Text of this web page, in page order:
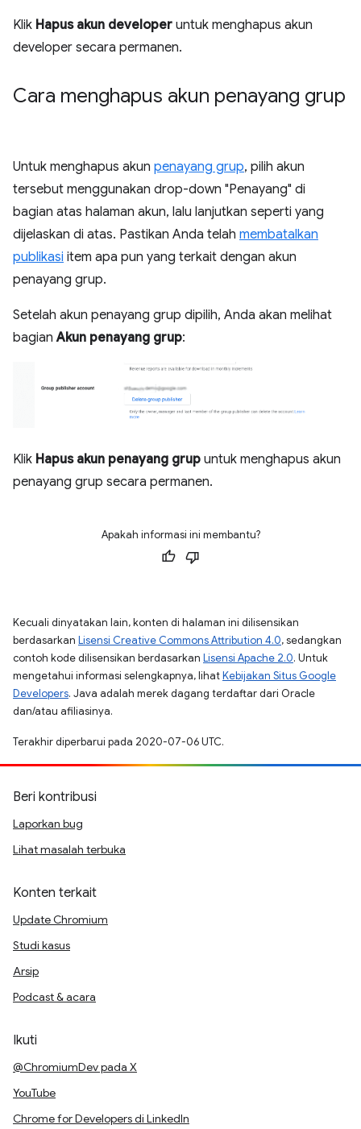
Klik Hapus akun developer untuk menghapus akun
developer secara permanen.
Cara menghapus akun penayang grup
Untuk menghapus akun penayang grup, pilih akun
tersebut menggunakan drop-down "Penayang" di
bagian atas halaman akun, lalu lanjutkan seperti yang
dijelaskan di atas. Pastikan Anda telah membatalkan
publikasi item apa pun yang terkait dengan akun
penayang grup.
Setelah akun penayang grup dipilih, Anda akan melihat
bagianAkun penayang grup:
Klik Hapus akun penayang grup untuk menghapus akun
penayang grup secara permanen.
Apakah informasi ini membantu?
Kecuali dinyatakan lain, konten di halaman ini dilisensikan
berdasarkan Lisensi Creative Commons Attribution 4.0, sedangkan
contoh kode dilisensikan berdasarkan Lisensi Apache 2.0. Untuk
mengetahui informasi selengkapnya, lihatKebijakan Situs Google
Developers. Java adalah merek dagang terdaftar dari Oracle
dan/atau afiliasinya.
Terakhir diperbarui pada 2020-07-06 UTC.
Beri kontribusi
Laporkan bug
Lihat masalah terbuka
Konten terkait
Update Chromium
Studi kasus
Arsip
Podcast & acara
Ikuti
@ChromiumDev pada X
YouTube
Chrome for Developers di LinkedIn